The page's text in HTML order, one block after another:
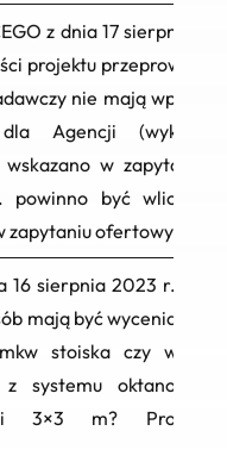
z dnia 17 sierpnia
projektu
nie mają wpływu
Agencji
w zapytaniu
być wliczone
zapytaniu ofertowym.
16 sierpnia 2023 r.
mają być wyceniane?
stoiska czy
systemu
3×3 m? Prośba